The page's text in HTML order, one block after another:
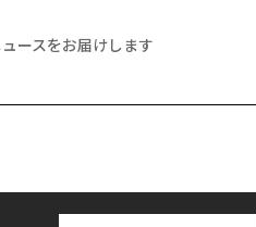
ースをお届けします